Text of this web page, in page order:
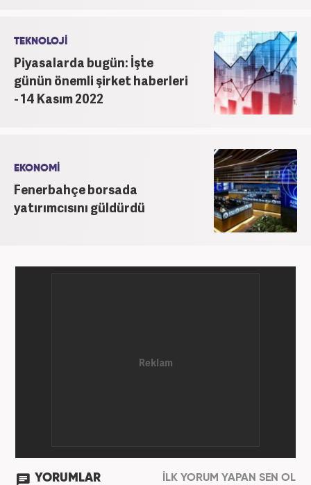
TEKNOLOJİ
Piyasalarda bugün: İşte
günün önemli şirket haberleri
- 14 Kasım 2022
EKONOMİ
Fenerbahçe borsada
yatırımcısını güldürdü
YORUMLAR İLK YORUM YAPAN SEN OL